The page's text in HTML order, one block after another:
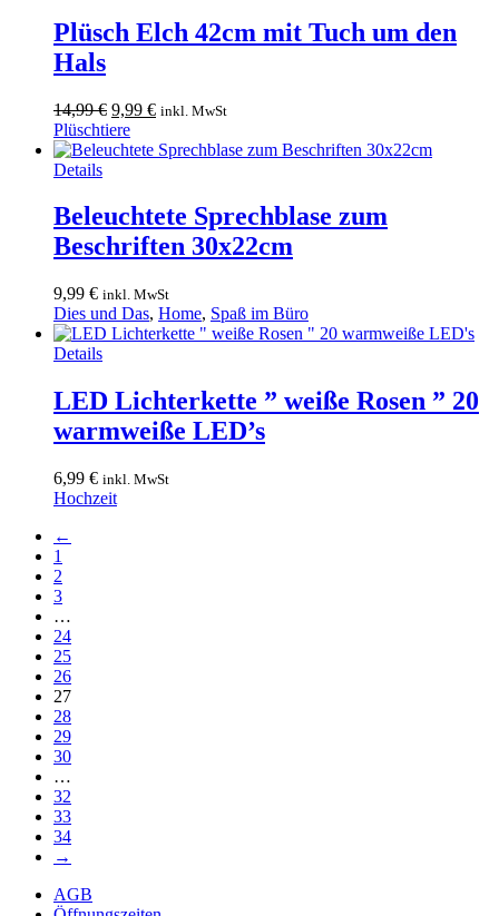
der
Produktseite
gewählt
Plüsch Elch 42cm mit Tuch um den
Hals
14,99€ Ursprünglicher
Preis
war:
9,99 €Aktueller
ist:
inkl. MwSt
Plüschtiere
Details
Beleuchtete Sprechblase zum
Beschriften 30x22cm
9,99 € inkl. MwSt
Dies und Das, Home, Spaß im Büro
Details
LED Lichterkette ” weiße Rosen ” 20
warmweiße LED’s
6,99 € inkl. MwSt
Hochzeit
←
1
2
3
…
24
25
26
27
28
29
30
…
32
33
34
→
AGB